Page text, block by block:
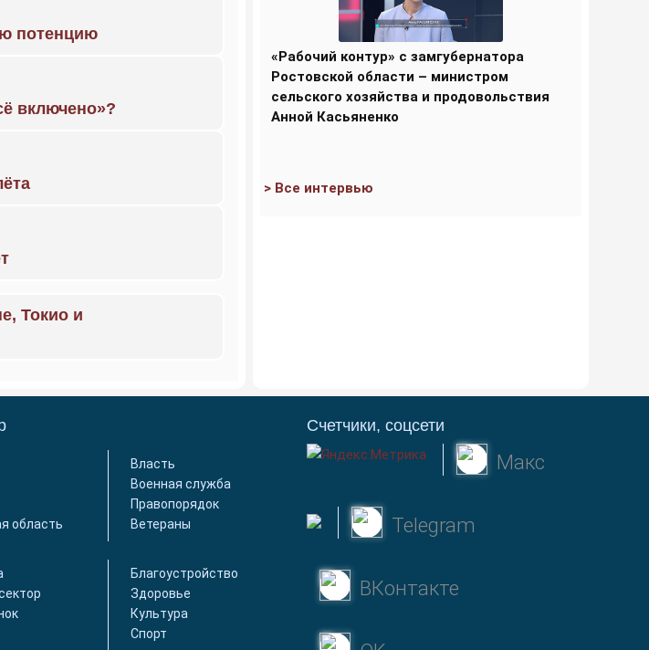
потенцию
включено»?
Токио и
«Рабочий контур» с замгубернатора
Ростовской области – министром
сельского хозяйства и продовольствия
Анной Касьяненко
> Все интервью
область
Власть
Военная служба
Правопорядок
Ветераны
Благоустройство
Здоровье
Культура
Спорт
Счетчики, соцсети
Макс
Telegram
ВКонтакте